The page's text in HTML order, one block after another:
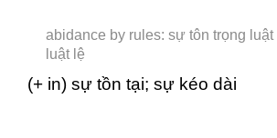
abidance by rules: sự tôn trọng
luật lệ
(+ in) sự tồn tại; sự kéo dài